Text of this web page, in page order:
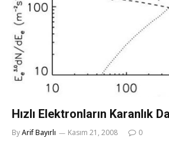
Hızlı Elektronların Karanlık
ByArif Bayırlı Kasım 21, 2008 0